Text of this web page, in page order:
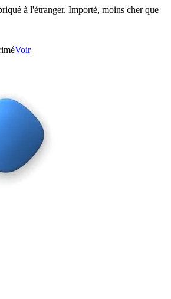
à l'étranger. Importé, moins cher que
Voir